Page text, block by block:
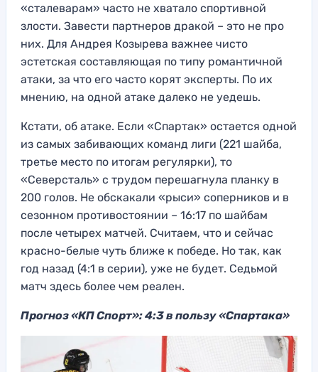
«сталеварам» часто не хватало спортивной
злости. Завести партнеров дракой – это не про
них. Для Андрея Козырева важнее чисто
эстетская составляющая по типу романтичной
атаки, за что его часто корят эксперты. По их
мнению, на одной атаке далеко не уедешь.
Кстати, об атаке. Если «Спартак» остается одной
из самых забивающих команд лиги (221 шайба,
третье место по итогам регулярки), то
«Северсталь» с трудом перешагнула планку в
200 голов. Не обскакали «рыси» соперников и в
сезонном противостоянии – 16:17 по шайбам
после четырех матчей. Считаем, что и сейчас
красно-белые чуть ближе к победе. Но так, как
год назад (4:1 в серии), уже не будет. Седьмой
матч здесь более чем реален.
Прогноз «КП Спорт»: 4:3 в пользу «Спартака»